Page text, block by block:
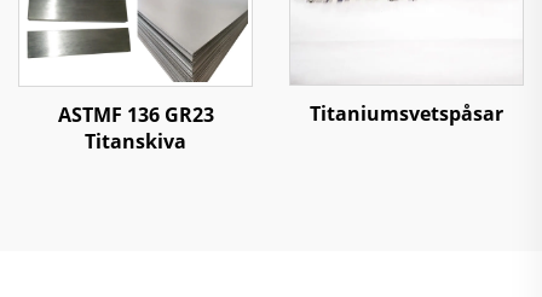
ASTMF 136 GR23
Titanskiva
Titaniumsvetspåsar